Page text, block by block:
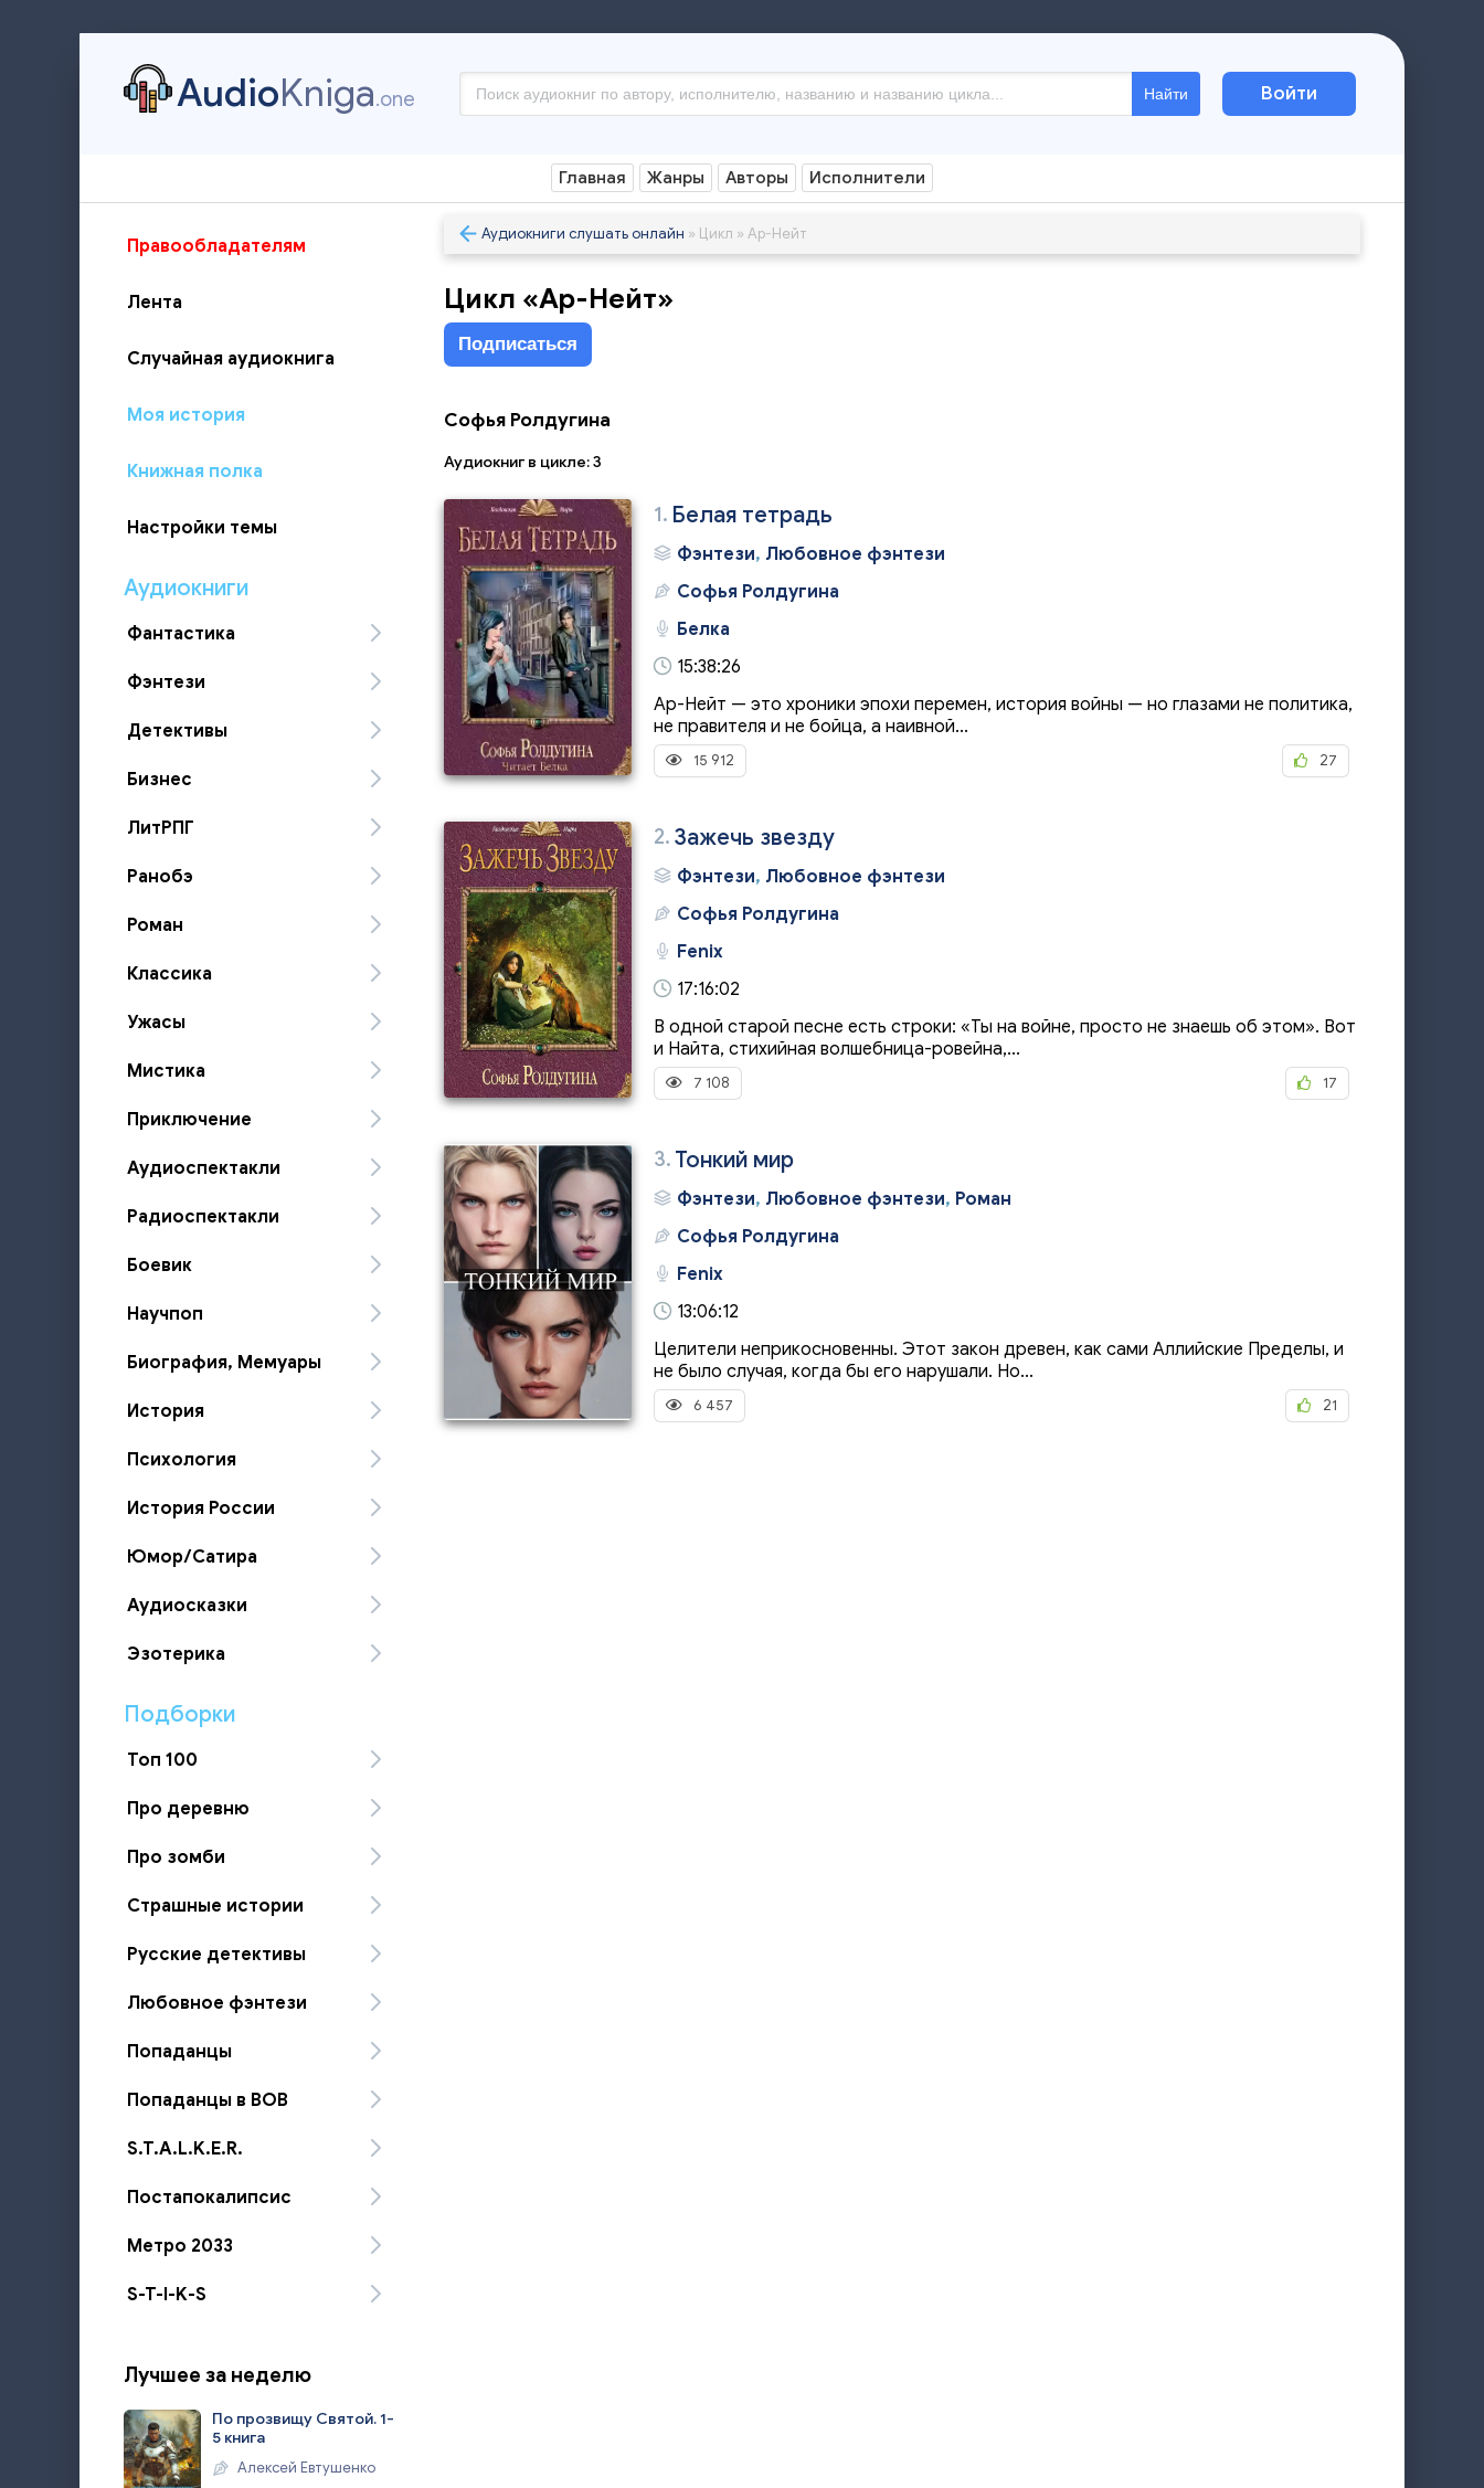
AudioKniga.one Найти Войти
Главная Жанры Авторы Исполнители
Правообладателям
Лента
Случайная аудиокнига
Моя история
Книжная полка
Настройки темы
Аудиокниги
Фантастика
Фэнтези
Детективы
Бизнес
ЛитРПГ
Ранобэ
Роман
Классика
Ужасы
Мистика
Приключение
Аудиоспектакли
Радиоспектакли
Боевик
Научпоп
Биография, Мемуары
История
Психология
История России
Юмор/Сатира
Аудиосказки
Эзотерика
Подборки
Топ 100
Про деревню
Про зомби
Страшные истории
Русские детективы
Любовное фэнтези
Попаданцы
Попаданцы в ВОВ
S.T.A.L.K.E.R.
Постапокалипсис
Метро 2033
S-T-I-K-S
Лучшее за неделю
По прозвищу Святой. 1-
5 книга
Алексей Евтушенко
Аудиокниги слушать онлайн » Цикл » Ар-Нейт
Цикл «Ар-Нейт»
Подписаться
Софья Ролдугина
Аудиокниг в цикле: 3
1. Белая тетрадь
Фэнтези, Любовное фэнтези
Софья Ролдугина
Белка
15:38:26
Ар-Нейт — это хроники эпохи перемен, история войны — но глазами не политика,
не правителя и не бойца, а наивной...
15 912 27
2. Зажечь звезду
Фэнтези, Любовное фэнтези
Софья Ролдугина
Fenix
17:16:02
В одной старой песне есть строки: «Ты на войне, просто не знаешь об этом». Вот
и Найта, стихийная волшебница-ровейна,...
7 108 17
3. Тонкий мир
Фэнтези, Любовное фэнтези, Роман
Софья Ролдугина
Fenix
13:06:12
Целители неприкосновенны. Этот закон древен, как сами Аллийские Пределы, и
не было случая, когда бы его нарушали. Но...
6 457 21